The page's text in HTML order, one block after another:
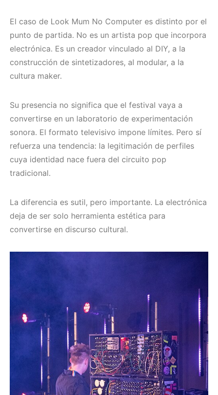
El caso de Look Mum No Computer es distinto por el
punto de partida. No es un artista pop que incorpora
electrónica. Es un creador vinculado al DIY, a la
construcción de sintetizadores, al modular, a la
cultura maker.
Su presencia no significa que el festival vaya a
convertirse en un laboratorio de experimentación
sonora. El formato televisivo impone límites. Pero sí
refuerza una tendencia: la legitimación de perfiles
cuya identidad nace fuera del circuito pop
tradicional.
La diferencia es sutil, pero importante. La electrónica
deja de ser solo herramienta estética para
convertirse en discurso cultural.